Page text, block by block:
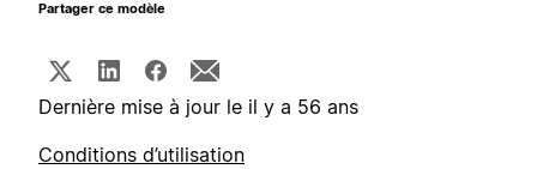
Partager ce modèle
Dernière mise à jour le il y a 56 ans
Conditions d’utilisation